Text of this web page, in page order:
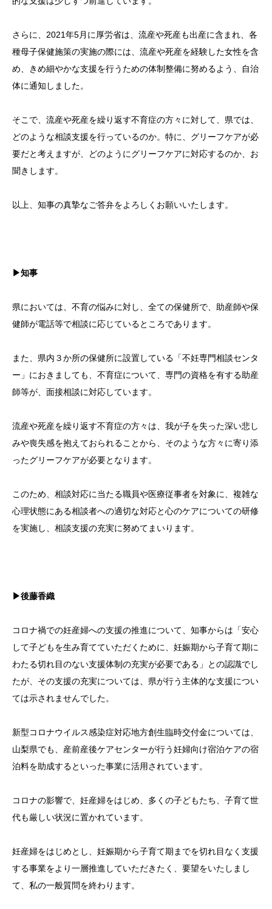
さらに、2021年5月に厚労省は、流産や死産も出産に含まれ、各
種母子保健施策の実施の際には、流産や死産を経験した女性を含
め、きめ細やかな支援を行うための体制整備に努めるよう、自治
体に通知しました。
そこで、流産や死産を繰り返す不育症の方々に対して、県では、
どのような相談支援を行っているのか。特に、グリーフケアが必
要だと考えますが、どのようにグリーフケアに対応するのか、お
聞きします。
以上、知事の真摯なご答弁をよろしくお願いいたします。
▶知事
県においては、不育の悩みに対し、全ての保健所で、助産師や保
健師が電話等で相談に応じているところであります。
また、県内３か所の保健所に設置している「不妊専門相談センタ
ー」におきましても、不育症について、専門の資格を有する助産
師等が、面接相談に対応しています。
流産や死産を繰り返す不育症の方々は、我が子を失った深い悲し
みや喪失感を抱えておられることから、そのような方々に寄り添
ったグリーフケアが必要となります。
このため、相談対応に当たる職員や医療従事者を対象に、複雑な
心理状態にある相談者への適切な対応と心のケアについての研修
を実施し、相談支援の充実に努めてまいります。
▶後藤香織
コロナ禍での妊産婦への支援の推進について、知事からは「安心
して子どもを生み育てていただくために、妊娠期から子育て期に
わたる切れ目のない支援体制の充実が必要である」との認識でし
たが、その支援の充実については、県が行う主体的な支援につい
ては示されませんでした。
新型コロナウイルス感染症対応地方創生臨時交付金については、
山梨県でも、産前産後ケアセンターが行う妊婦向け宿泊ケアの宿
泊料を助成するといった事業に活用されています。
コロナの影響で、妊産婦をはじめ、多くの子どもたち、子育て世
代も厳しい状況に置かれています。
妊産婦をはじめとし、妊娠期から子育て期までを切れ目なく支援
する事業をより一層推進していただきたく、要望をいたしまし
て、私の一般質問を終わります。